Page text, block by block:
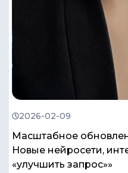
2026-02-09
Масштабное
Новые нейросети,
«улучшить запрос»»